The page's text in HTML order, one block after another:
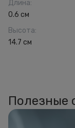
Длина:
0.6 см
Высота:
14.7 см
Полезные